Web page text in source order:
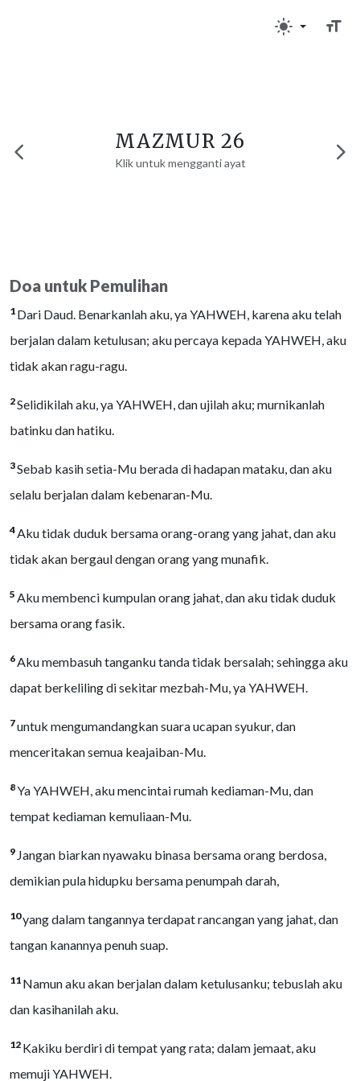
MAZMUR 26
Klik untuk mengganti ayat
Doa untuk Pemulihan
1 Dari Daud. Benarkanlah aku, ya YAHWEH, karena aku telah
berjalan dalam ketulusan; aku percaya kepada YAHWEH, aku
tidak akan ragu-ragu.
2Selidikilah aku, ya YAHWEH, dan ujilah aku; murnikanlah
batinku dan hatiku.
3Sebab kasih setia-Mu berada di hadapan mataku, dan aku
selalu berjalan dalam kebenaran-Mu.
4Aku tidak duduk bersama orang-orang yang jahat, dan aku
tidak akan bergaul dengan orang yang munafik.
5 Aku membenci kumpulan orang jahat, dan aku tidak duduk
bersama orang fasik.
6Aku membasuh tanganku tanda tidak bersalah; sehingga aku
dapat berkeliling di sekitar mezbah-Mu, ya YAHWEH.
7untuk mengumandangkan suara ucapan syukur, dan
menceritakan semua keajaiban-Mu.
8Ya YAHWEH, aku mencintai rumah kediaman-Mu, dan
tempat kediaman kemuliaan-Mu.
9 Jangan biarkan nyawaku binasa bersama orang berdosa,
demikian pula hidupku bersama penumpah darah,
10yang dalam tangannya terdapat rancangan yang jahat, dan
tangan kanannya penuh suap.
11 Namun aku akan berjalan dalam ketulusanku; tebuslah aku
dan kasihanilah aku.
12 Kakiku berdiri di tempat yang rata; dalam jemaat, aku
memuji YAHWEH.